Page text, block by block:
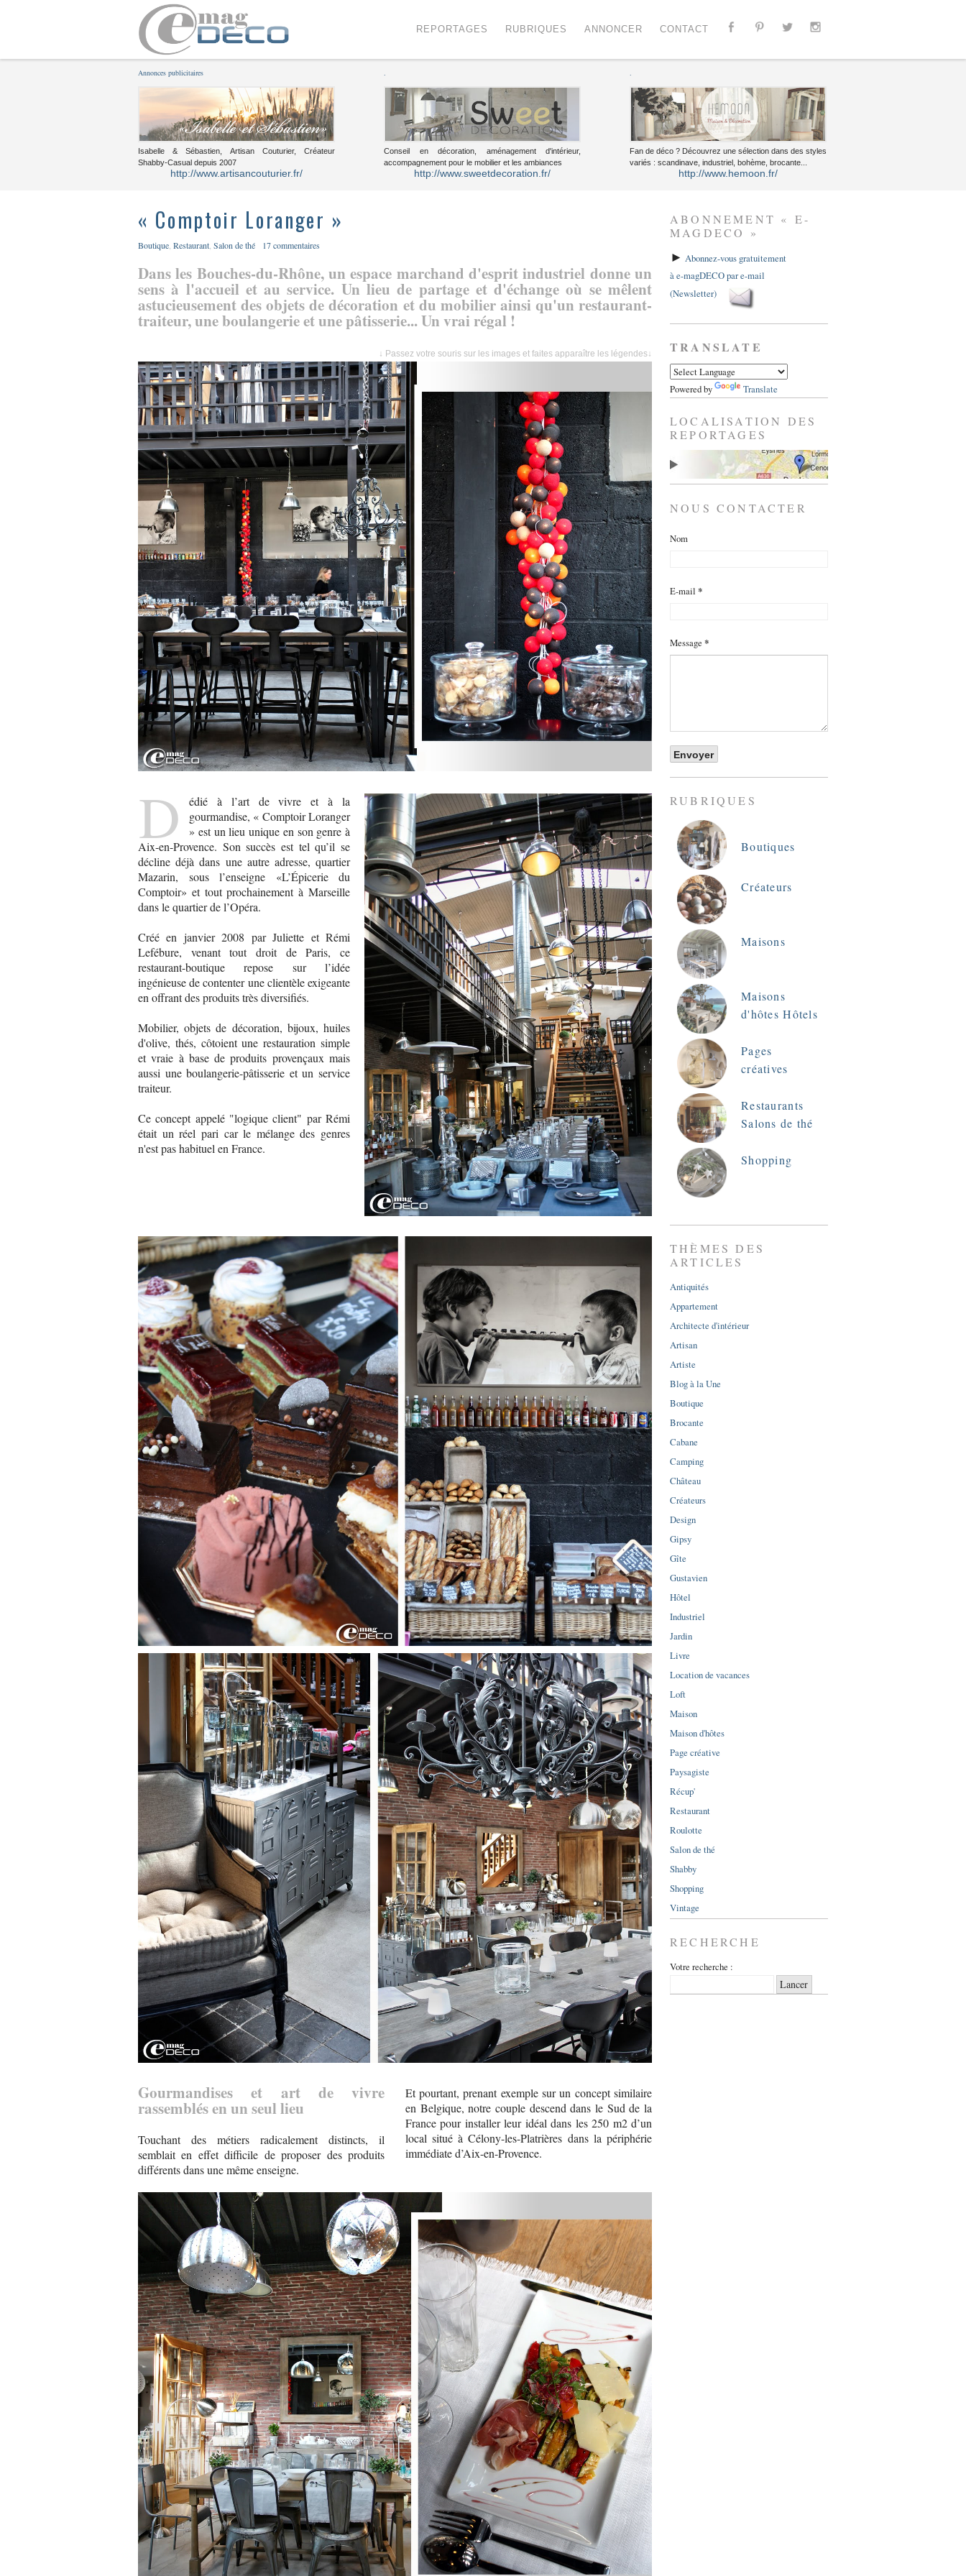
REPORTAGES RUBRIQUES ANNONCER CONTACT
Annonces publicitaires
Isabelle & Sébastien, Artisan Couturier, Créateur
Shabby-Casual depuis 2007
http://www.artisancouturier.fr/
Conseil en décoration, aménagement d'intérieur,
accompagnement pour le mobilier et les ambiances
http://www.sweetdecoration.fr/
Fan de déco ? Découvrez une sélection dans des styles
variés : scandinave, industriel, bohème, brocante...
http://www.hemoon.fr/
« Comptoir Loranger »
Boutique Restaurant Salon de thé 17 commentaires
Dans les Bouches-du-Rhône, un espace marchand d'esprit industriel donne un
sens à l'accueil et au service. Un lieu de partage et d'échange où se mêlent
astucieusement des objets de décoration et du mobilier ainsi qu'un restaurant-
traiteur, une boulangerie et une pâtisserie... Un vrai régal !
↓ Passez votre souris sur les images et faites apparaître les légendes↓
D
édié à l’art de vivre et à la
gourmandise, « Comptoir Loranger
» est un lieu unique en son genre à
Aix-en-Provence. Son succès est tel qu’il se
décline déjà dans une autre adresse, quartier
Mazarin, sous l’enseigne «L’Épicerie du
Comptoir» et tout prochainement à Marseille
dans le quartier de l’Opéra.
Créé en janvier 2008 par Juliette et Rémi
Lefébure, venant tout droit de Paris, ce
restaurant-boutique repose sur l’idée
ingénieuse de contenter une clientèle exigeante
en offrant des produits très diversifiés.
Mobilier, objets de décoration, bijoux, huiles
d'olive, thés, côtoient une restauration simple
et vraie à base de produits provençaux mais
aussi une boulangerie-pâtisserie et un service
traiteur.
Ce concept appelé "logique client" par Rémi
était un réel pari car le mélange des genres
n'est pas habituel en France.
Gourmandises et art de vivre
rassemblés en un seul lieu
Touchant des métiers radicalement distincts, il
semblait en effet difficile de proposer des produits
différents dans une même enseigne.
Et pourtant, prenant exemple sur un concept similaire
en Belgique, notre couple descend dans le Sud de la
France pour installer leur idéal dans les 250 m2 d’un
local situé à Célony-les-Platrières dans la périphérie
immédiate d’Aix-en-Provence.
ABONNEMENT « E-
MAGDECO »
► Abonnez-vous gratuitement
à e-magDECO par e-mail
(Newsletter)
TRANSLATE
Powered by Translate
LOCALISATION DES
REPORTAGES
NOUS CONTACTER
Nom
E-mail *
Message *
RUBRIQUES
Boutiques
Créateurs
Maisons
Maisons
d'hôtes Hôtels
Pages
créatives
Restaurants
Salons de thé
Shopping
THÈMES DES
ARTICLES
Antiquités
Appartement
Architecte d'intérieur
Artisan
Artiste
Blog à la Une
Boutique
Brocante
Cabane
Camping
Château
Créateurs
Design
Gipsy
Gîte
Gustavien
Hôtel
Industriel
Jardin
Livre
Location de vacances
Loft
Maison
Maison d'hôtes
Page créative
Paysagiste
Récup'
Restaurant
Roulotte
Salon de thé
Shabby
Shopping
Vintage
RECHERCHE
Votre recherche :